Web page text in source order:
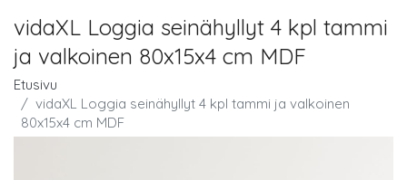
vidaXL Loggia seinähyllyt 4 kpl tammi
ja valkoinen 80x15x4 cm MDF
Etusivu
vidaXL Loggia seinähyllyt 4 kpl tammi ja valkoinen
80x15x4 cm MDF